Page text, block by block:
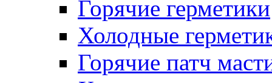
Горячие герметики
Холодные
Горячие патч